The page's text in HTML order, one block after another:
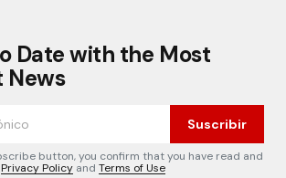
Date with the Most
News
Suscribir
button, you confirm that you have read and
Privacy Policy and Terms of Use